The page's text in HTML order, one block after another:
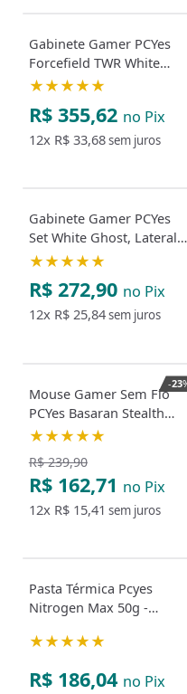
Gabinete Gamer PCYes
Forcefield TWR White
Ghost, Lateral em Vidro,
★★★★★
R$ 355,62 no Pix
12x R$ 33,68sem juros
Gabinete Gamer PCYes
Set White Ghost, Lateral
em Vidro, Branco
★★★★★
R$ 272,90 no Pix
12x R$ 25,84sem juros
-23
Mouse Gamer Sem Fio
PCYes Basaran Stealth
Black Vulcan 10000 DPI
★★★★★
R$ 239,90
R$ 162,71 no Pix
12x R$ 15,41 sem juros
Pasta Térmica Pcyes
Nitrogen Max 50g -
★★★★★
R$ 186,04 no Pix